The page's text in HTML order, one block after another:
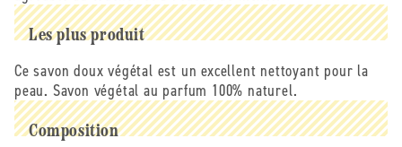
100
g
100
g
Les plus produit
Ce savon doux végétal est un excellent nettoyant pour la
peau. Savon végétal au parfum 100% naturel.
Composition